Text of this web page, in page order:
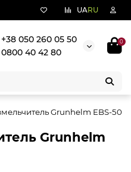
UARU
+38 050 260 05 50
0800 40 42 80
0
Grunhelm EBS-
Grunhelm